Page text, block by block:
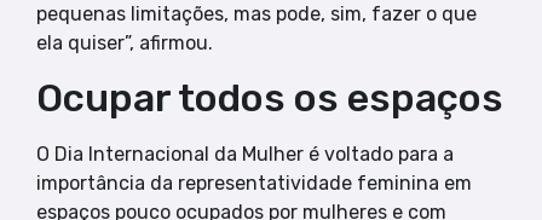
pequenas limitações, mas pode, sim, fazer o que
ela quiser”, afirmou.
Ocupar todos os espaços
O Dia Internacional da Mulher é voltado para a
importância da representatividade feminina em
espaços pouco ocupados por mulheres e com